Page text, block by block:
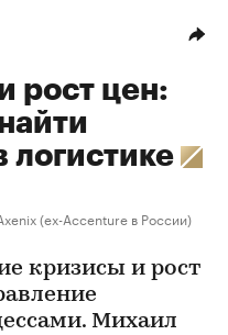
рост цен:
логистике
(ex-Accenture в России)
кризисы и рост
Михаил